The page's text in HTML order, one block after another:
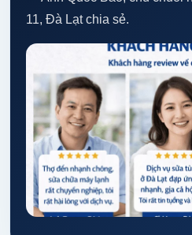
11, Đà Lạt chia sẻ.